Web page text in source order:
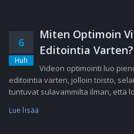
6
Huh
Miten Optimoin
Editointia Varten?
Videon optimointi luo
editointia varten, jolloin toisto,
tuntuvat sulavammilta ilman, että
Lue lisää